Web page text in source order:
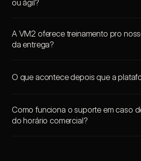
ou ágil?
A VM2 oferece treinamento pro
da entrega?
O que acontece depois que a
Como funciona o suporte em caso
do horário comercial?